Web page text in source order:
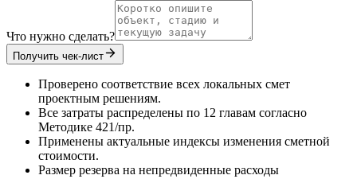
Что нужно сделать?
Получить чек-лист
Проверено соответствие всех локальных смет
проектным решениям.
Все затраты распределены по 12 главам согласно
Методике 421/пр.
Применены актуальные индексы изменения сметной
стоимости.
Размер резерва на непредвиденные расходы